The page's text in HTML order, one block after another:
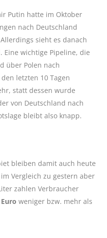
Putin hatte im Oktober
nach Deutschland
sieht es danach
Eine wichtige Pipeline, die
über Polen nach
letzten 10 Tagen
statt dessen wurde
von Deutschland nach
bleibt also knapp.
bleiben damit auch heute
Vergleich zu gestern aber
zahlen Verbraucher
weniger bzw. mehr als